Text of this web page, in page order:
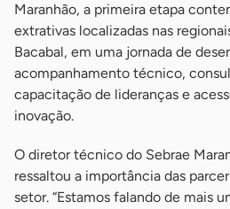
Maranhão, a primeira etapa
extrativas localizadas nas
Bacabal, em uma jornada de
acompanhamento técnico,
capacitação de lideranças e
inovação.
O diretor técnico do Sebrae
ressaltou a importância das
setor. “Estamos falando de mais